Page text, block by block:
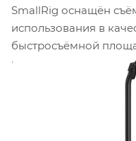
SmallRig оснащён
использования в
быстросъёмной
и переворачиваемой
съёмки с низких
лёгкому
при
ноги позволяют